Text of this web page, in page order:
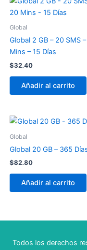
Global
Global 2 GB – 20 SMS
Mins – 15 Días
$32.40
Añadir al carrito
Global
Global 20 GB – 365
$82.80
Añadir al carrito
Todos los derechos